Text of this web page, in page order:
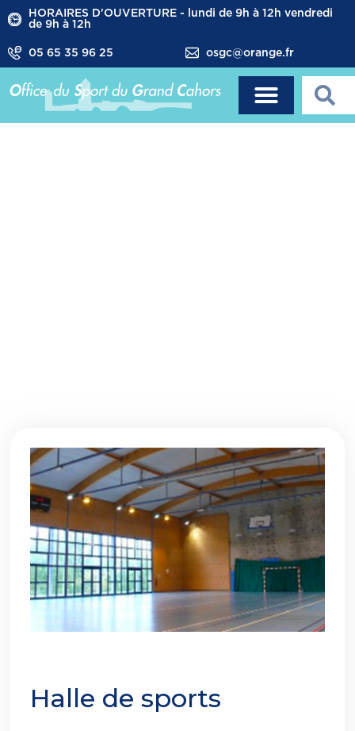
HORAIRES D'OUVERTURE - lundi de 9h à 12h vendredi
de 9h à 12h
05 65 35 96 25 osgc@orange.fr
Halle de sports